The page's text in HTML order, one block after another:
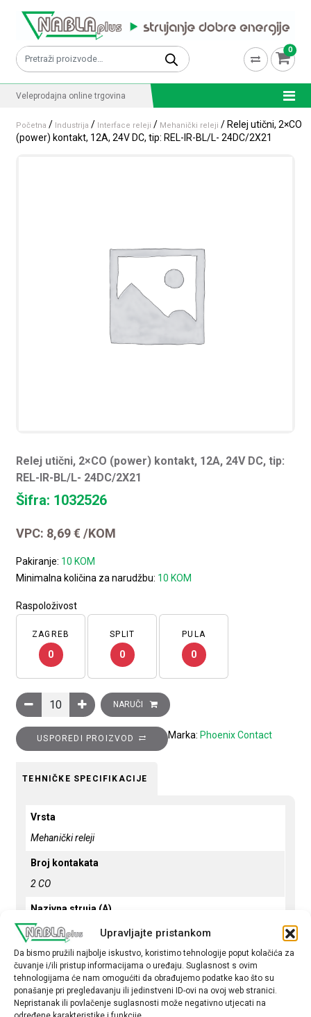
Upravljajte pristankom
Da bismo pružili najbolje iskustvo, koristimo tehnologije poput kolačića za
čuvanje i/ili pristup informacijama o uređaju. Suglasnost s ovim
tehnologijama će nam omogućiti da obrađujemo podatke kao što su
ponašanje pri pregledavanju ili jedinstveni ID-ovi na ovoj web stranici.
Nepristanak ili povlačenje suglasnosti može negativno utjecati na
Pretraži: 0
Veleprodajna online trgovina
Početna / Industrija / Interface releji / Mehanički releji / Relej utični, 2×CO
(power) kontakt, 12A, 24V DC, tip: REL-IR-BL/L- 24DC/2X21
Relej utični, 2×CO (power) kontakt, 12A, 24V DC, tip:
REL-IR-BL/L- 24DC/2X21
Šifra: 1032526
VPC: 8,69€ /KOM
Pakiranje: 10 KOM
Minimalna količina za narudžbu: 10 KOM
Raspoloživost
ZAGREB
0
SPLIT
0
PULA
0
Relej utični, 2×CO (power) kontakt, 12A, 24V DC, tip: REL-IR-
NARUČI
USPOREDI PROIZVOD Marka: Phoenix Contact
TEHNIČKE SPECIFIKACIJE
Vrsta
Mehanički releji
Broj kontakata
2 CO
Nazivna struja (A)
12
Napon špule
24VDC
Indikacija uklopa